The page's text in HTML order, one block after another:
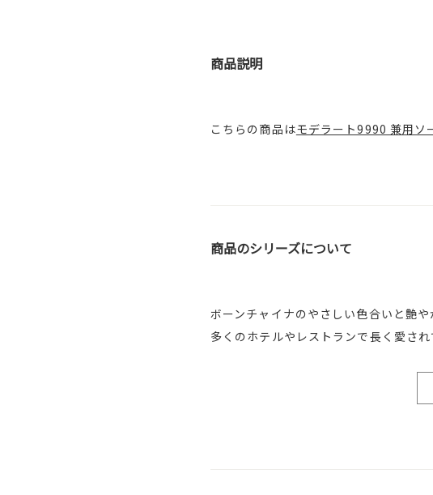
商品説明
こちらの商品はモデラート9990 兼用
商品のシリーズについて
ボーンチャイナのやさしい色合いと艶
多くのホテルやレストランで長く愛され